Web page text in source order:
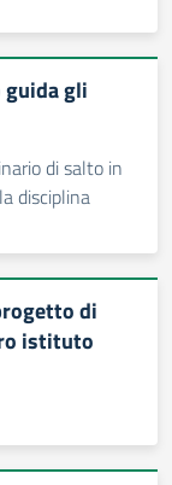
guida gli
di salto in
disciplina
di
istituto